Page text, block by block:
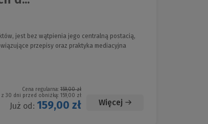
jest bez wątpienia jego centralną postacią,
przepisy oraz praktyka mediacyjna
Cena regularna: 159,00 zł
z 30 dni przed obniżką: 159,00 zł
Już od: 159,00 zł Więcej